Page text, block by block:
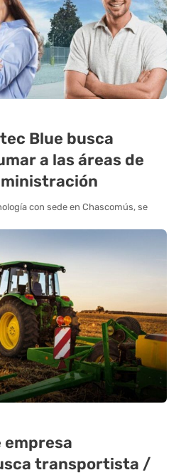
Blue busca
a las áreas de
con sede en Chascomús, se
transportista /